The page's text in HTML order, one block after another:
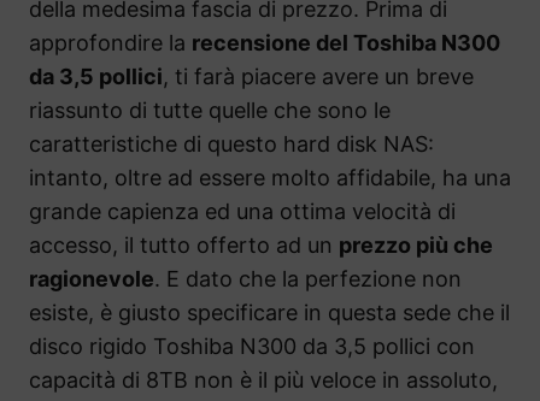
della medesima fascia di prezzo. Prima di
approfondire la recensione del Toshiba N300
da 3,5 pollici, ti farà piacere avere un breve
riassunto di tutte quelle che sono le
caratteristiche di questo hard disk NAS:
intanto, oltre ad essere molto affidabile, ha una
grande capienza ed una ottima velocità di
accesso, il tutto offerto ad un prezzo più che
ragionevole. E dato che la perfezione non
esiste, è giusto specificare in questa sede che il
disco rigido Toshiba N300 da 3,5 pollici con
capacità di 8TB non è il più veloce in assoluto,